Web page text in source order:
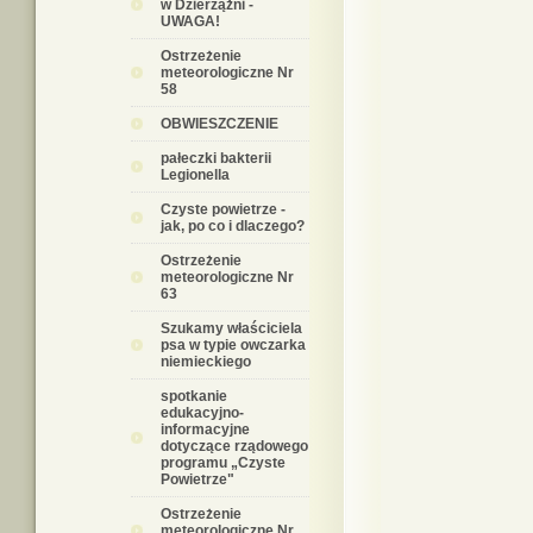
w Dzierzążni -
UWAGA!
Ostrzeżenie
meteorologiczne Nr
58
OBWIESZCZENIE
pałeczki bakterii
Legionella
Czyste powietrze -
jak, po co i dlaczego?
Ostrzeżenie
meteorologiczne Nr
63
Szukamy właściciela
psa w typie owczarka
niemieckiego
spotkanie
edukacyjno-
informacyjne
dotyczące rządowego
programu „Czyste
Powietrze"
Ostrzeżenie